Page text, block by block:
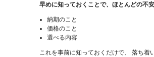
早めに知っておくことで、ほとんどの不
納期のこと
価格のこと
選べる内容
これを事前に知っておくだけで、 落ち着